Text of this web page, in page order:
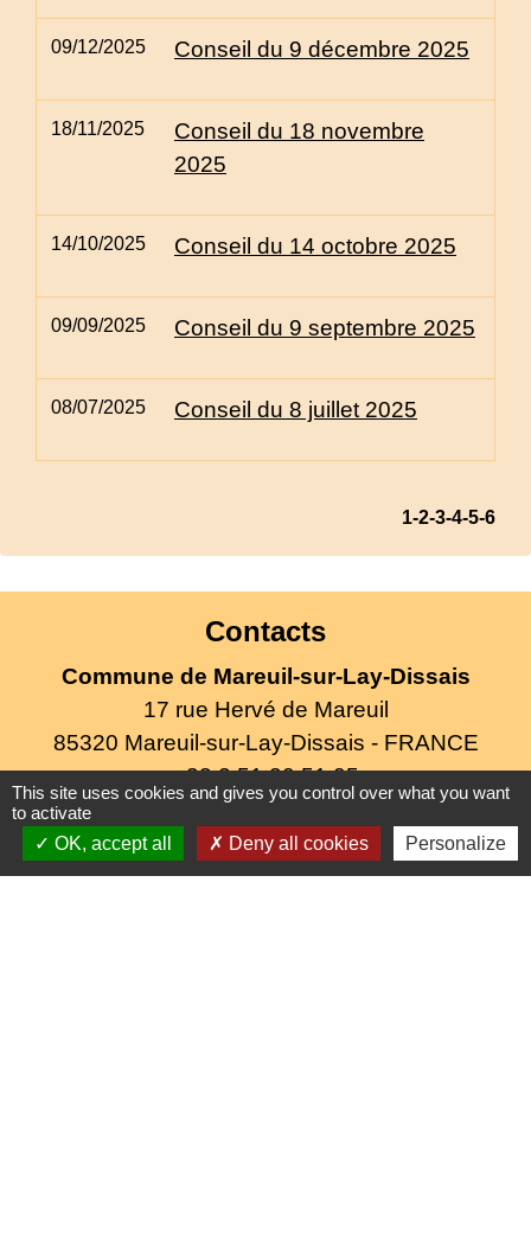
09/12/2025 Conseil du 9 décembre 2025
18/11/2025
Conseil du 18 novembre
2025
14/10/2025 Conseil du 14 octobre 2025
09/09/2025 Conseil du 9 septembre 2025
08/07/2025 Conseil du 8 juillet 2025
1-2-3-4-5-6
Contacts
Commune de Mareuil-sur-Lay-Dissais
17 rue Hervé de Mareuil
85320 Mareuil-sur-Lay-Dissais - FRANCE
+33 2 51 30 51 05
This site uses cookies and gives you control over what you want
to activate
OK, accept all
Deny all cookies Personalize